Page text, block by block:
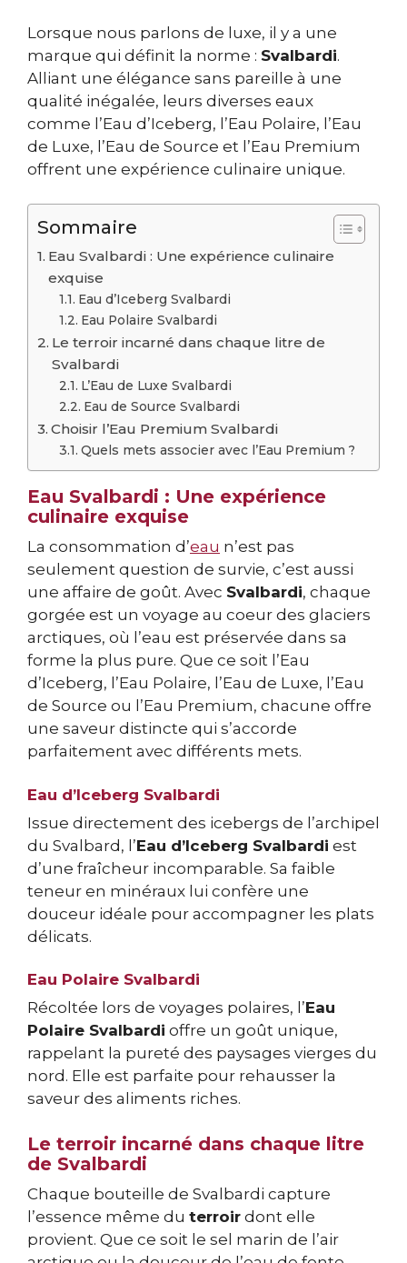
Lorsque nous parlons de luxe, il y a une
marque qui définit la norme : Svalbardi.
Alliant une élégance sans pareille à une
qualité inégalée, leurs diverses eaux
comme l’Eau d’Iceberg, l’Eau Polaire, l’Eau
de Luxe, l’Eau de Source et l’Eau Premium
offrent une expérience culinaire unique.
Sommaire
Eau Svalbardi : Une expérience culinaire
exquise
Eau d’Iceberg Svalbardi
Eau Polaire Svalbardi
Le terroir incarné dans chaque litre de
Svalbardi
L’Eau de Luxe Svalbardi
Eau de Source Svalbardi
Choisir l’Eau Premium Svalbardi
Quels mets associer avec l’Eau Premium ?
Eau Svalbardi : Une expérience
culinaire exquise
La consommation d’eau n’est pas
seulement question de survie, c’est aussi
une affaire de goût. Avec Svalbardi, chaque
gorgée est un voyage au coeur des glaciers
arctiques, où l’eau est préservée dans sa
forme la plus pure. Que ce soit l’Eau
d’Iceberg, l’Eau Polaire, l’Eau de Luxe, l’Eau
de Source ou l’Eau Premium, chacune offre
une saveur distincte qui s’accorde
parfaitement avec différents mets.
Eau d’Iceberg Svalbardi
Issue directement des icebergs de l’archipel
du Svalbard, l’Eau d’Iceberg Svalbardi est
d’une fraîcheur incomparable. Sa faible
teneur en minéraux lui confère une
douceur idéale pour accompagner les plats
délicats.
Eau Polaire Svalbardi
Récoltée lors de voyages polaires, l’Eau
Polaire Svalbardi offre un goût unique,
rappelant la pureté des paysages vierges du
nord. Elle est parfaite pour rehausser la
saveur des aliments riches.
Le terroir incarné dans chaque litre
de Svalbardi
Chaque bouteille de Svalbardi capture
l’essence même du terroir dont elle
provient. Que ce soit le sel marin de l’air